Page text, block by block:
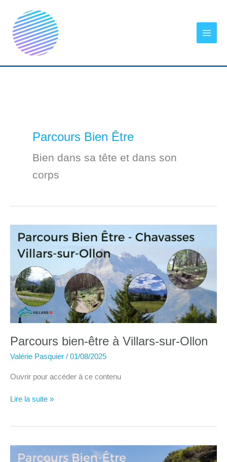
contenu
Parcours Bien Être
Bien dans sa tête et dans son
corps
Parcours bien-être à Villars-sur-Ollon
Valérie Pasquier / 01/08/2025
Ouvrir pour accéder à ce contenu
Parcours
Villars-
sur-
Lire la suite »